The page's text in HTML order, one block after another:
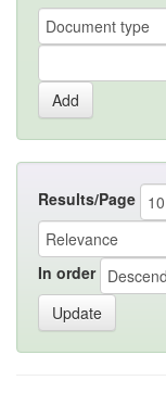
Results/Page
In order